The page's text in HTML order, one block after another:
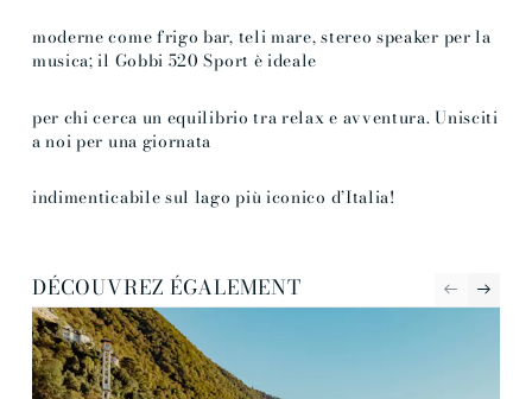
moderne come frigo bar, teli mare, stereo speaker per la
musica; il Gobbi 520 Sport è ideale
per chi cerca un equilibrio tra relax e avventura. Unisciti
a noi per una giornata
indimenticabile sul lago più iconico d’Italia!
DÉCOUVREZ ÉGALEMENT